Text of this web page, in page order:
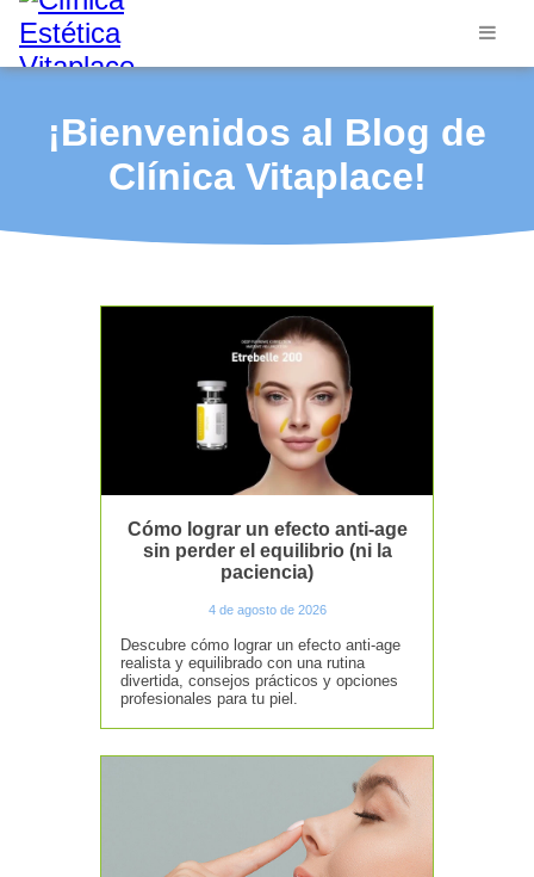
¡Bienvenidos al Blog de
Clínica Vitaplace!
Cómo lograr un efecto anti-age
sin perder el equilibrio (ni la
paciencia)
4 de agosto de 2026
Descubre cómo lograr un efecto anti-age
realista y equilibrado con una rutina
divertida, consejos prácticos y opciones
profesionales para tu piel.